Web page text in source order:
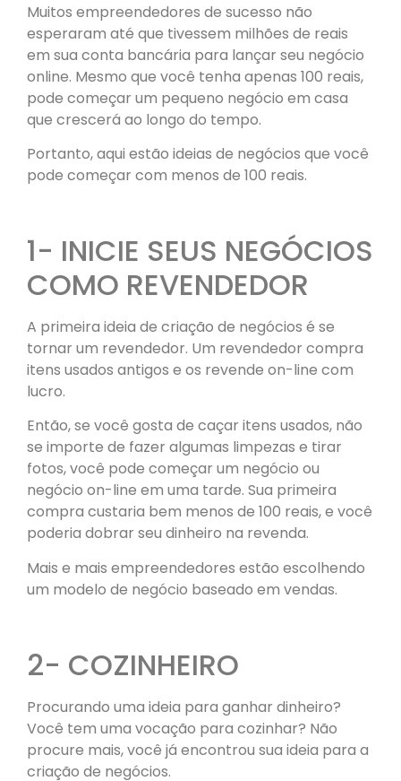
Muitos empreendedores de sucesso não
esperaram até que tivessem milhões de reais
em sua conta bancária para lançar seu negócio
online. Mesmo que você tenha apenas 100 reais,
pode começar um pequeno negócio em casa
que crescerá ao longo do tempo.
Portanto, aqui estão ideias de negócios que você
pode começar com menos de 100 reais.
1- INICIE SEUS NEGÓCIOS
COMO REVENDEDOR
A primeira ideia de criação de negócios é se
tornar um revendedor. Um revendedor compra
itens usados antigos e os revende on-line com
lucro.
Então, se você gosta de caçar itens usados, não
se importe de fazer algumas limpezas e tirar
fotos, você pode começar um negócio ou
negócio on-line em uma tarde. Sua primeira
compra custaria bem menos de 100 reais, e você
poderia dobrar seu dinheiro na revenda.
Mais e mais empreendedores estão escolhendo
um modelo de negócio baseado em vendas.
2- COZINHEIRO
Procurando uma ideia para ganhar dinheiro?
Você tem uma vocação para cozinhar? Não
procure mais, você já encontrou sua ideia para a
criação de negócios.